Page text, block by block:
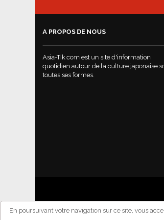
A PROPOS DE NOUS
Asia-Tik.com est un site d'information
quotidien autour de la culture japonaise
toutes ses formes.
En poursuivant votre navigation sur ce site, vous